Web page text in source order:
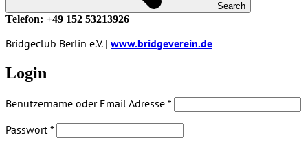
Search
Telefon: +49 152 53213926
Bridgeclub Berlin e.V. | www.bridgeverein.de
Login
Benutzername oder Email Adresse *
Passwort*